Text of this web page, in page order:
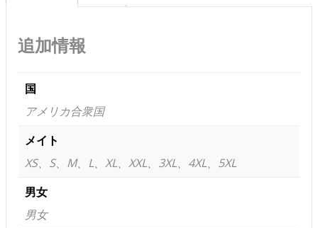
追加情報
国
アメリカ合衆国
メイト
XS、S、M、L、XL、XXL、3XL、4XL、5XL
男女
男女